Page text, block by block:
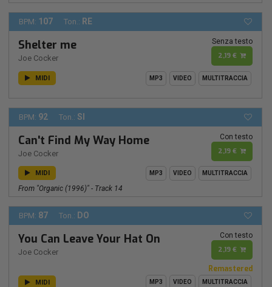
BPM: 107 Ton.: RE
Shelter me
Joe Cocker
Senza testo
2,19 €
MIDI MP3 VIDEO MULTITRACCIA
BPM: 92 Ton.: SI
Can't Find My Way Home
Joe Cocker
Con testo
2,19 €
MIDI MP3 VIDEO MULTITRACCIA
From "Organic (1996)" - Track 14
BPM: 87 Ton.: DO
You Can Leave Your Hat On
Joe Cocker
Con testo
2,19 €
Remastered
MIDI MP3 VIDEO MULTITRACCIA